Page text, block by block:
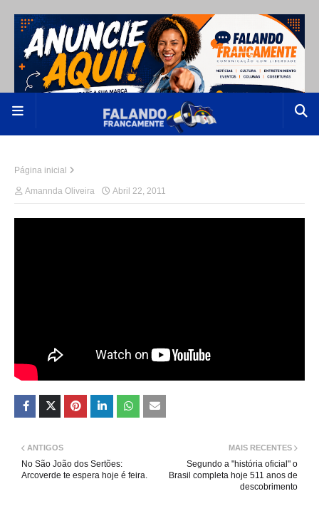
Página inicial
Amannda Oliveira Abril 22, 2011
MAIS RECENTES
Segundo a "história oficial" o
Brasil completa hoje 511 anos de
descobrimento
ANTIGOS
No São João dos Sertões:
Arcoverde te espera hoje é feira.